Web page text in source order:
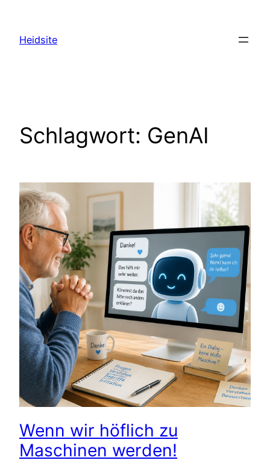
springen
Heidsite
Schlagwort: GenAI
Wenn wir höflich zu
Maschinen werden!